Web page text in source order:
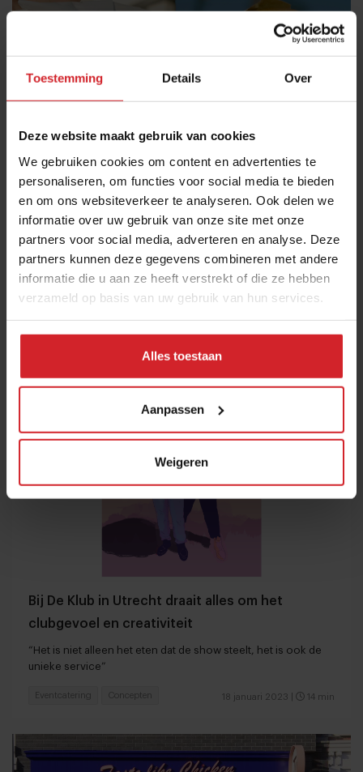
Toestemming Details Over
Deze website maakt gebruik van cookies
We gebruiken cookies om content en advertenties te
personaliseren, om functies voor social media te bieden
en om ons websiteverkeer te analyseren. Ook delen we
informatie over uw gebruik van onze site met onze
partners voor social media, adverteren en analyse. Deze
partners kunnen deze gegevens combineren met andere
informatie die u aan ze heeft verstrekt of die ze hebben
verzameld op basis van uw gebruik van hun services.
Alles toestaan
Aanpassen
Weigeren
Conceptwatch USA: Sweetgreen, Mr.Charlie's
en Daybird LA
3 concepten in Los Angeles in 3 minuten
Bij De Klub in Utrecht draait alles om het
clubgevoel en creativiteit
“Het is niet alleen het eten dat de show steelt, het is ook de
unieke service”
18 januari 2023 14 min
Eventcatering Concepten